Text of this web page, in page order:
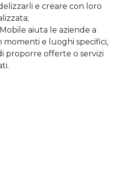
e creare con loro
aiuta le aziende a
momenti e luoghi specifici,
proporre offerte o servizi